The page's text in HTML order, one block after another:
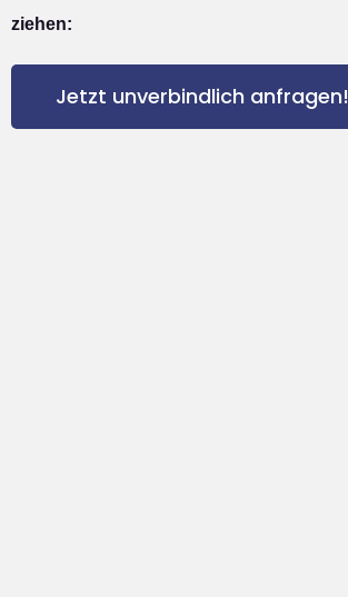
ziehen:
Jetzt unverbindlich anfragen!